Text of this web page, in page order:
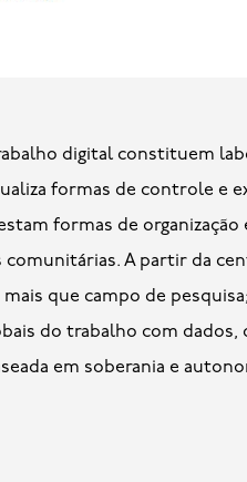
formas de controle e
formas de organização
A partir da
que campo de
do trabalho com dados,
em soberania e